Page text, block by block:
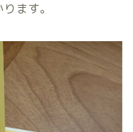
ます。